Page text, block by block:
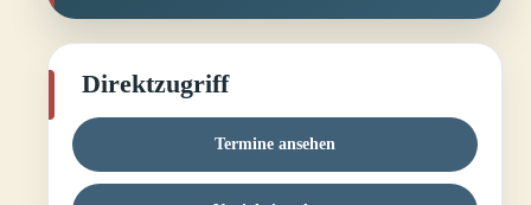
Direktzugriff
Termine ansehen